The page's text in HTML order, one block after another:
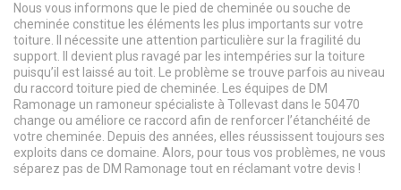
Nous vous informons que le pied de cheminée ou souche de
cheminée constitue les éléments les plus importants sur votre
toiture. Il nécessite une attention particulière sur la fragilité du
support. Il devient plus ravagé par les intempéries sur la toiture
puisqu’il est laissé au toit. Le problème se trouve parfois au niveau
du raccord toiture pied de cheminée. Les équipes de DM
Ramonage un ramoneur spécialiste à Tollevast dans le 50470
change ou améliore ce raccord afin de renforcer l’étanchéité de
votre cheminée. Depuis des années, elles réussissent toujours ses
exploits dans ce domaine. Alors, pour tous vos problèmes, ne vous
séparez pas de DM Ramonage tout en réclamant votre devis !